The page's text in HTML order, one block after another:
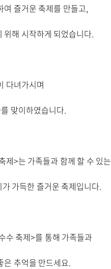
여 즐거운 축제를 만들고,
위해 시작하게 되었습니다.
다녀가시며
맞이하였습니다.
제>는 가족들과 함께 할 수 있는
가득한 즐거운 축제입니다.
수 축제>를 통해 가족들과
은 추억을 만드세요.